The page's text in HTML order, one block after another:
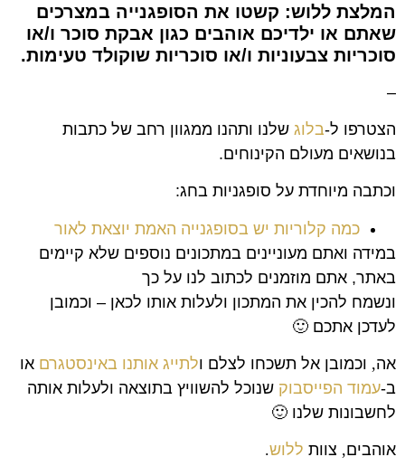
המלצת ללוש: קשטו את הסופגנייה במצרכים
שאתם או ילדיכם אוהבים כגון אבקת סוכר ו/או
סוכריות צבעוניות ו/או סוכריות שוקולד טעימות.
–
הצטרפו ל-בלוג שלנו ותהנו ממגוון רחב של כתבות
בנושאים מעולם הקינוחים.
וכתבה מיוחדת על סופגניות בחג:
כמה קלוריות יש בסופגנייה האמת יוצאת לאור
במידה ואתם מעוניינים במתכונים נוספים שלא קיימים
באתר, אתם מוזמנים לכתוב לנו על כך
ונשמח להכין את המתכון ולעלות אותו לכאן – וכמובן
לעדכן אתכם 🙂
אה, וכמובן אל תשכחו לצלם ולתייג אותנו באינסטגרם או
ב-עמוד הפייסבוק שנוכל להשוויץ בתוצאה ולעלות אותה
לחשבונות שלנו 🙂
אוהבים, צוות ללוש.